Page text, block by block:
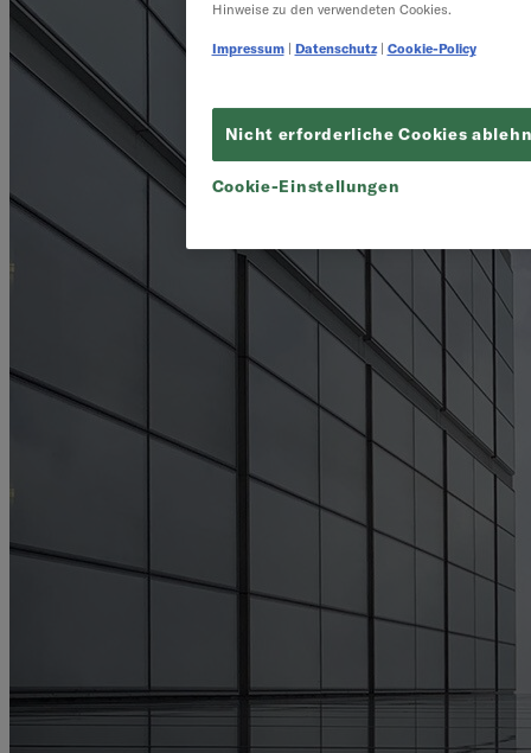
Hinweise zu den verwendeten Cookies.
Impressum| Datenschutz| Cookie-Policy
Cookie-Einstellungen
Nicht erforderliche Cookies